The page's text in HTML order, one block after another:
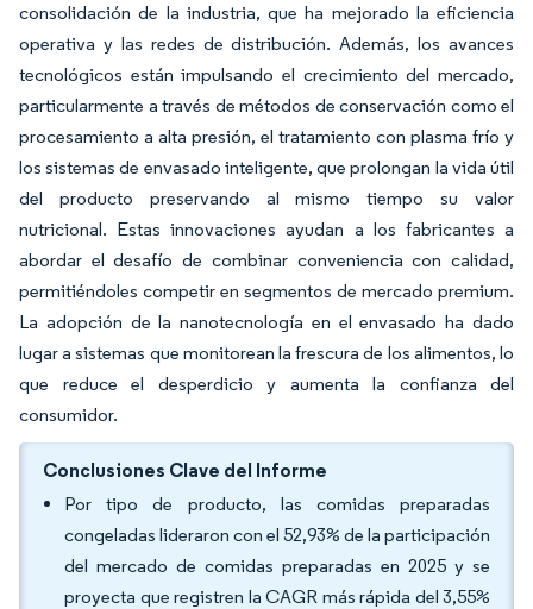
consolidación de la industria, que ha mejorado la eficiencia
operativa y las redes de distribución. Además, los avances
tecnológicos están impulsando el crecimiento del mercado,
particularmente a través de métodos de conservación como el
procesamiento a alta presión, el tratamiento con plasma frío y
los sistemas de envasado inteligente, que prolongan la vida útil
del producto preservando al mismo tiempo su valor
nutricional. Estas innovaciones ayudan a los fabricantes a
abordar el desafío de combinar conveniencia con calidad,
permitiéndoles competir en segmentos de mercado premium.
La adopción de la nanotecnología en el envasado ha dado
lugar a sistemas que monitorean la frescura de los alimentos, lo
que reduce el desperdicio y aumenta la confianza del
consumidor.
Conclusiones Clave del Informe
Por tipo de producto, las comidas preparadas
congeladas lideraron con el 52,93% de la participación
del mercado de comidas preparadas en 2025 y se
proyecta que registren la CAGR más rápida del 3,55%